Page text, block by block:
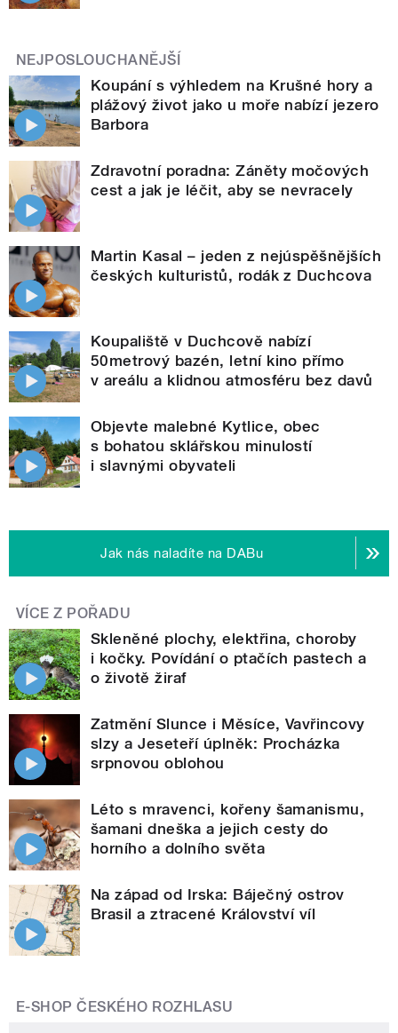
NEJPOSLOUCHANĚJŠÍ
Koupání s výhledem na Krušné hory a
plážový život jako u moře nabízí jezero
Barbora
Zdravotní poradna: Záněty močových
cest a jak je léčit, aby se nevracely
Martin Kasal – jeden z nejúspěšnějších
českých kulturistů, rodák z Duchcova
Koupaliště v Duchcově nabízí
50metrový bazén, letní kino přímo
v areálu a klidnou atmosféru bez davů
Objevte malebné Kytlice, obec
s bohatou sklářskou minulostí
i slavnými obyvateli
Jak nás naladíte na DABu
VÍCE Z POŘADU
Skleněné plochy, elektřina, choroby
i kočky. Povídání o ptačích pastech a
o životě žiraf
Zatmění Slunce i Měsíce, Vavřincovy
slzy a Jeseteří úplněk: Procházka
srpnovou oblohou
Léto s mravenci, kořeny šamanismu,
šamani dneška a jejich cesty do
horního a dolního světa
Na západ od Irska: Báječný ostrov
Brasil a ztracené Království víl
E-SHOP ČESKÉHO ROZHLASU